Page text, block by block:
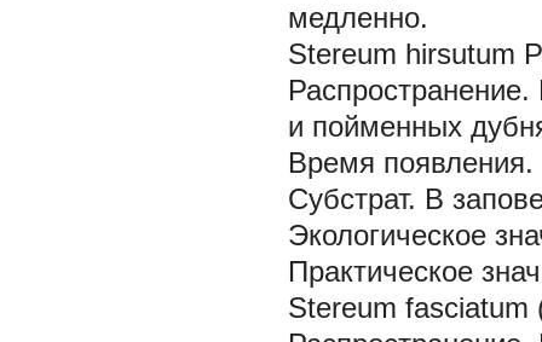
медленно.
Stereum hirsutum
Распространение.
и пойменных
Время появления.
Субстрат. В
Экологическое
Практическое
Stereum fasciatum